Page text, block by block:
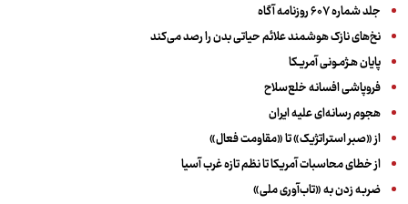
جلد شماره ۶۰۷ روزنامه آگاه
نخ‌های نازک هوشمند علائم حیاتی بدن را رصد می‌کند
پایان هـژمـونی آمریـکا
فروپاشی افسانه خلع‌سلاح
هجوم رسانه‌ای علیه ایران
از «صبر استراتژیک» تا «مقاومت فعال»
از خطای محاسبات آمریکا تا نظم تازه غرب آسیا
ضربه زدن به «تاب‌آوری ملی»